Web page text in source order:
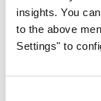
insights. You
to the above
Settings" to
Síguenos: